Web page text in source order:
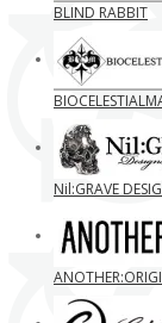
BLIND RABBIT
Nil:GRAVE